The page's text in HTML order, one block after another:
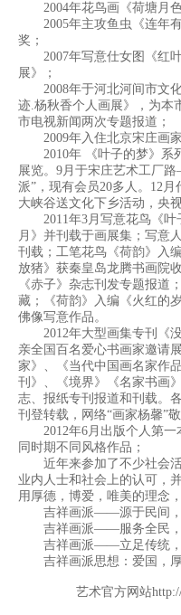
2004年花鸟画《荷塘月色
2005年主攻鱼虫《连年有
奖；
2007年写意仕女图《红叶
展》；
2008年于河北河间市文化
迹.杨秋香个人画展》，为本
市电视新闻两次专题报道；
2009年入住北京宋庄画家
2010年 《叶子的梦》系
展览。9月于宋庄艺术工厂
派”，现有会员20多人。12
大峡谷送文化下乡活动，央
2011年3月写意花鸟《叶
月》并刊载于画展集；写意
刊载；工笔花鸟《荷韵》入
放猪》获秦皇岛龙腾书画院
《赤子》杂志刊发专题报道
藏；《荷韵》入编《火红的
佛像写意作品。
2012年大型画集专刊《没
亲全国百名爱心书画家邀请
家》、《当代中国画名家作
刊》、《境界》《名家书画
志、报纸专刊报道和刊载。
刊登转载，网络“画家杨馨”敬
2012年6月出版个人第一
同时期不同风格作品；
近年来参加了不少社会活
业内人士和社会上的认可，
用厚德，博爱，唯美的理念
吉祥画派——源于民间，
吉祥画派——服务全民，
吉祥画派——立足传统，
吉祥画派思想：爱国，厚
艺术官方网站